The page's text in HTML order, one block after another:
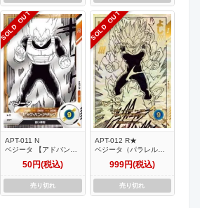
SOLD OUT
APT-011 N
ベジータ 【アドバンス
Anniversary Edition】
50円(税込)
売り切れ
SOLD OUT
APT-012 R★
ベジータ（パラレル）
【アドバンスパック
40th Anniversary
999円(税込)
売り切れ